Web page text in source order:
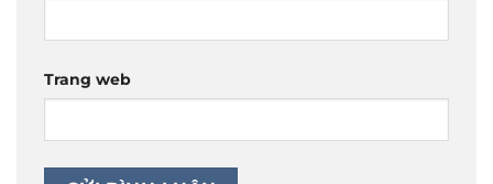
Trang web